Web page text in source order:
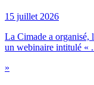
15 juillet 2026
La Cimade a organisé,
un webinaire intitulé «
»